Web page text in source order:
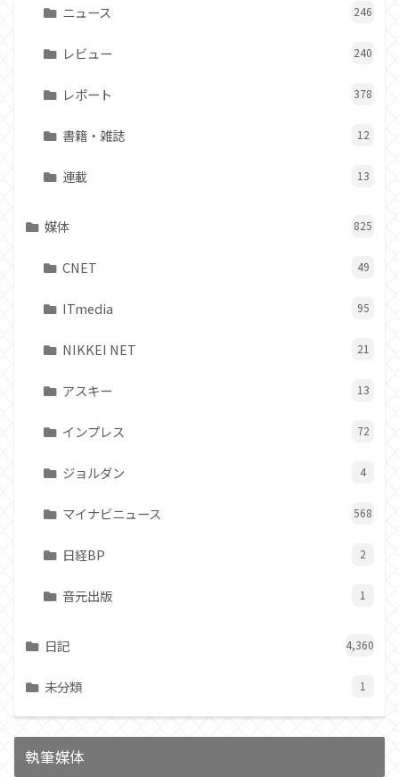
ニュース 246
レビュー 240
レポート 378
書籍・雑誌 12
連載 13
媒体 825
CNET 49
ITmedia 95
NIKKEI NET 21
アスキー 13
インプレス 72
ジョルダン 4
マイナビニュース 568
日経BP 2
音元出版 1
日記 4,360
未分類 1
執筆媒体